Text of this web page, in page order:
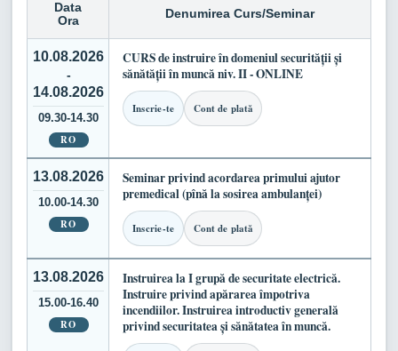
Data
Ora
Denumirea Curs/Seminar
10.08.2026
-
14.08.2026
09.30-14.30
RO
CURS de instruire în domeniul securității și
sănătății în muncă niv. II - ONLINE
Inscrie-te Cont de plată
13.08.2026
10.00-14.30
RO
Seminar privind acordarea primului ajutor
premedical (pînă la sosirea ambulanței)
Inscrie-te Cont de plată
13.08.2026
15.00-16.40
RO
Instruirea la I grupă de securitate electrică.
Instruire privind apărarea împotriva
incendiilor. Instruirea introductiv generală
privind securitatea și sănătatea în muncă.